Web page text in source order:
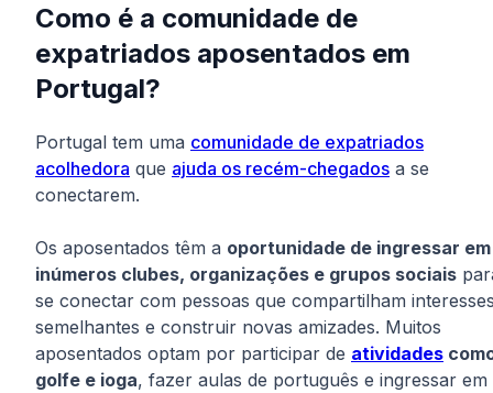
Como é a comunidade de
expatriados aposentados em
Portugal?
Portugal tem uma comunidade de expatriados
acolhedora que ajuda os recém-chegados a se
conectarem.
Os aposentados têm a oportunidade de ingressar em
inúmeros clubes, organizações e grupos sociais
se conectar com pessoas que compartilham
semelhantes e construir novas amizades. Muitos
aposentados optam por participar de atividades
golfe e ioga, fazer aulas de português e ingressar em